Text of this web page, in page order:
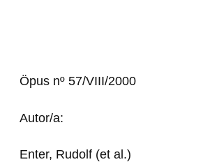
Öpus nº 57/VIII/2000
Autor/a:
Enter, Rudolf (et al.)